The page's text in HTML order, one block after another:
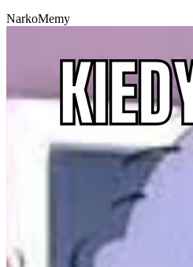
NarkoMemy